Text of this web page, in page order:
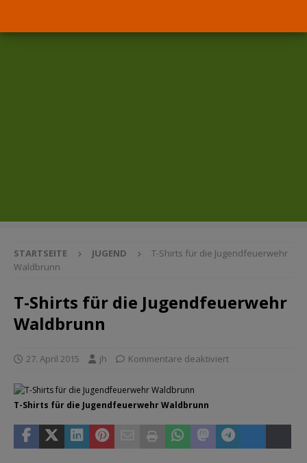
STARTSEITE JUGEND
T-Shirts für die Jugendfeuerwehr
Waldbrunn
T-Shirts für die Jugendfeuerwehr
Waldbrunn
27. April 2015 jh Kommentare deaktiviert
T-Shirts für die Jugendfeuerwehr Waldbrunn